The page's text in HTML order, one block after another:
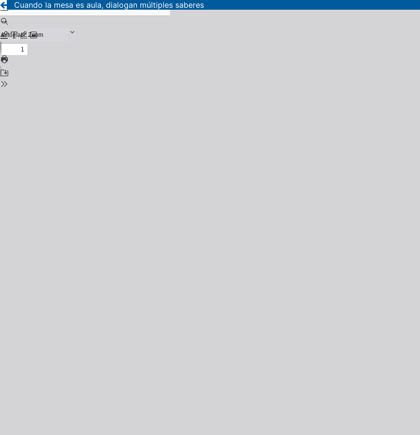
Cuando la mesa es aula, dialogan múltiples saberes